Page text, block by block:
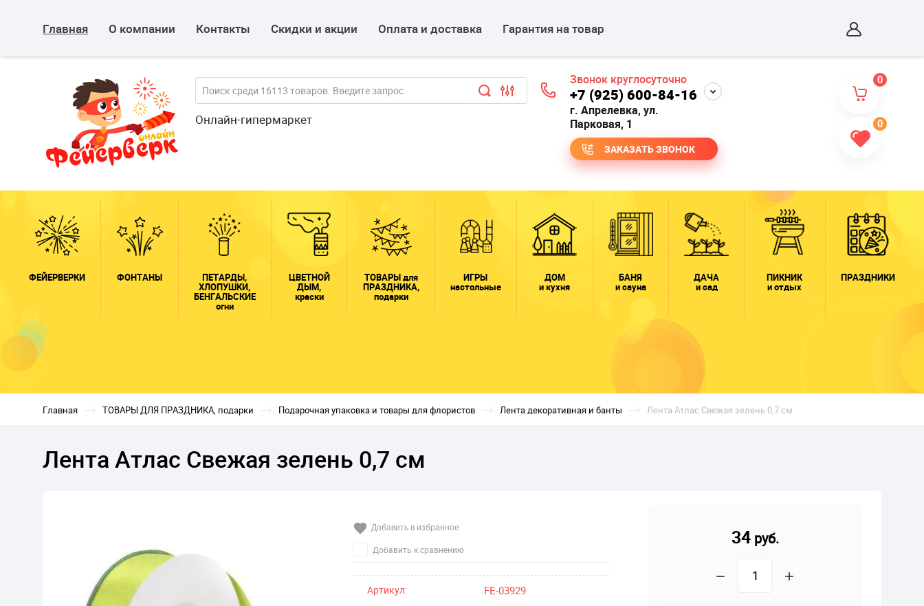
Главная О компании Контакты Скидки и акции Оплата и доставка Гарантия на товар
Онлайн-гипермаркет
Звонок круглосуточно
+7 (925) 600-84-16
г. Апрелевка, ул.
Парковая, 1
ЗАКАЗАТЬ ЗВОНОК
0
0
ФЕЙЕРВЕРКИ ФОНТАНЫ ПЕТАРДЫ,
ХЛОПУШКИ,
БЕНГАЛЬСКИЕ
огни
ЦВЕТНОЙ
ДЫМ,
краски
ТОВАРЫ для
ПРАЗДНИКА,
подарки
ИГРЫ
настольные
ДОМ
и кухня
БАНЯ
и сауна
ДАЧА
и сад
ПИКНИК
и отдых
ПРАЗДНИКИ
Главная ТОВАРЫ ДЛЯ ПРАЗДНИКА, подарки Подарочная упаковка и товары для флористов Лента декоративная и банты Лента Атлас Свежая зелень 0,7 см
Лента Атлас Свежая зелень 0,7 см
Добавить в избранное
Добавить к сравнению
Артикул: FE-03929
34руб.
− +